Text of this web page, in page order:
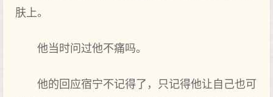
肤上。
他当时问过他不痛吗。
他的回应宿宁不记得了，只记得他让自己也可